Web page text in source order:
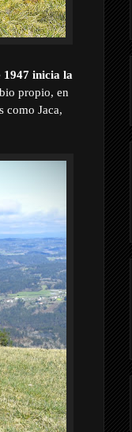
1947 inicia la
propio, en
como Jaca,